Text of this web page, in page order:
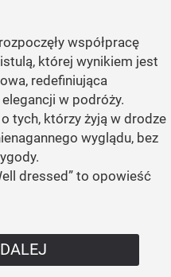
współpracę
której wynikiem jest
redefiniująca
w podróży.
tych, którzy żyją w drodze
wyglądu, bez
dressed” to opowieść